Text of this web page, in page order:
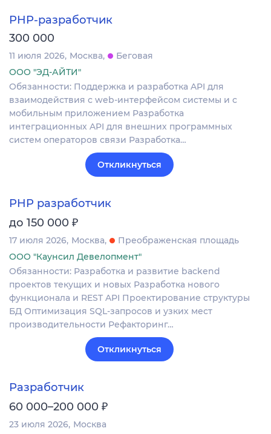
PHP-разработчик
300 000
11 июля 2026 Москва
Беговая
ООО "ЭД-АЙТИ"
Обязанности: Поддержка и разработка API для
взаимодействия с web-интерфейсом системы и с
мобильным приложением Разработка
интеграционных API для внешних программных
систем операторов связи Разработка…
Откликнуться
PHP разработчик
до 150 000 ₽
17 июля 2026 Москва
Преображенская площадь
ООО "Каунсил Девелопмент"
Обязанности: Разработка и развитие backend
проектов текущих и новых Разработка нового
функционала и REST API Проектирование структуры
БД Оптимизация SQL-запросов и узких мест
производительности Рефакторинг…
Откликнуться
Разработчик
60 000–200 000 ₽
23 июля 2026 Москва